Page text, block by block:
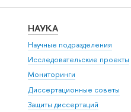
НАУКА
Научные подразделения
Исследовательские проекты
Мониторинги
Диссертационные советы
Защиты диссертаций